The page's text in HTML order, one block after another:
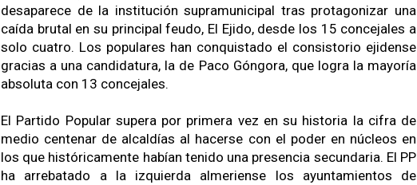
desaparece de la institución supramunicipal tras protagonizar una
caída brutal en su principal feudo, El Ejido, desde los 15 concejales a
solo cuatro. Los populares han conquistado el consistorio ejidense
gracias a una candidatura, la de Paco Góngora, que logra la mayoría
absoluta con 13 concejales.
El Partido Popular supera por primera vez en su historia la cifra de
medio centenar de alcaldías al hacerse con el poder en núcleos en
los que históricamente habían tenido una presencia secundaria. El PP
ha arrebatado a la izquierda almeriense los ayuntamientos de